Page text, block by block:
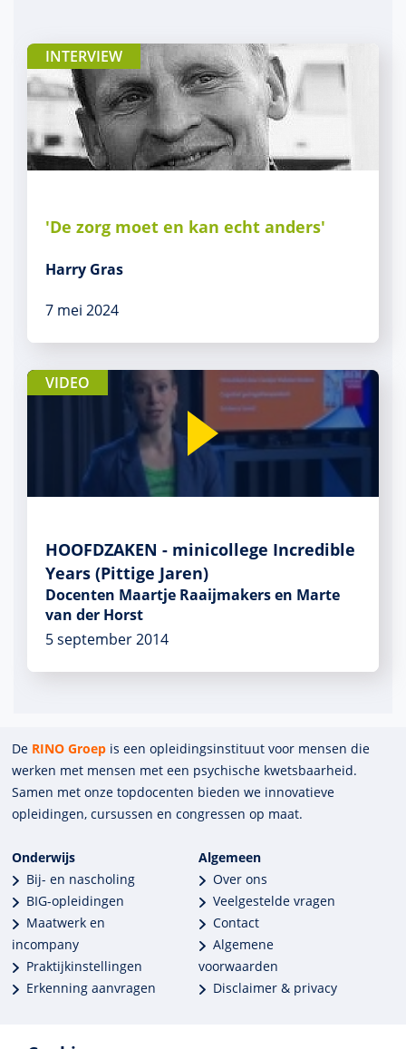
INTERVIEW
'De zorg moet en kan echt anders'
Harry Gras
7 mei 2024
VIDEO
HOOFDZAKEN - minicollege Incredible
Years (Pittige Jaren)
Docenten Maartje Raaijmakers en Marte
van der Horst
5 september 2014
De RINO Groep is een opleidings­insti­tuut voor mensen die
werken met mensen met een psychische kwets­baar­heid.
Samen met onze top­docenten bieden we innova­tieve
opleidingen, cursussen en congres­sen op maat.
Onderwijs
Bij- en nascholing
BIG-opleidingen
Maatwerk en
incompany
Praktijkinstellingen
Erkenning aanvragen
Algemeen
Over ons
Veelgestelde vragen
Contact
Algemene
voorwaarden
Disclaimer & privacy